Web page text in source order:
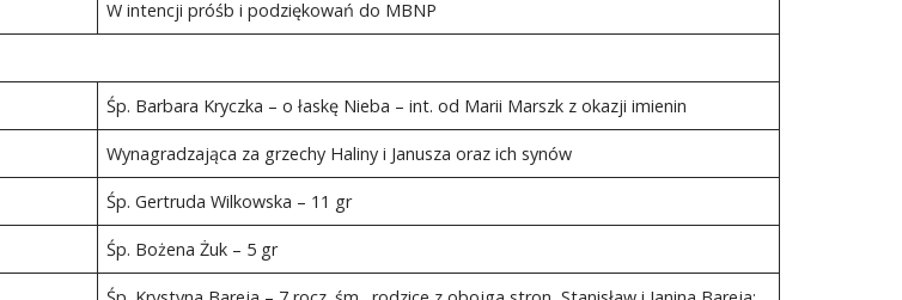
W intencji próśb i podziękowań do MBNP
Śp. Barbara Kryczka – o łaskę Nieba – int. od Marii Marszk z okazji imienin
Wynagradzająca za grzechy Haliny i Janusza oraz ich synów
Śp. Gertruda Wilkowska – 11 gr
Śp. Bożena Żuk – 5 gr